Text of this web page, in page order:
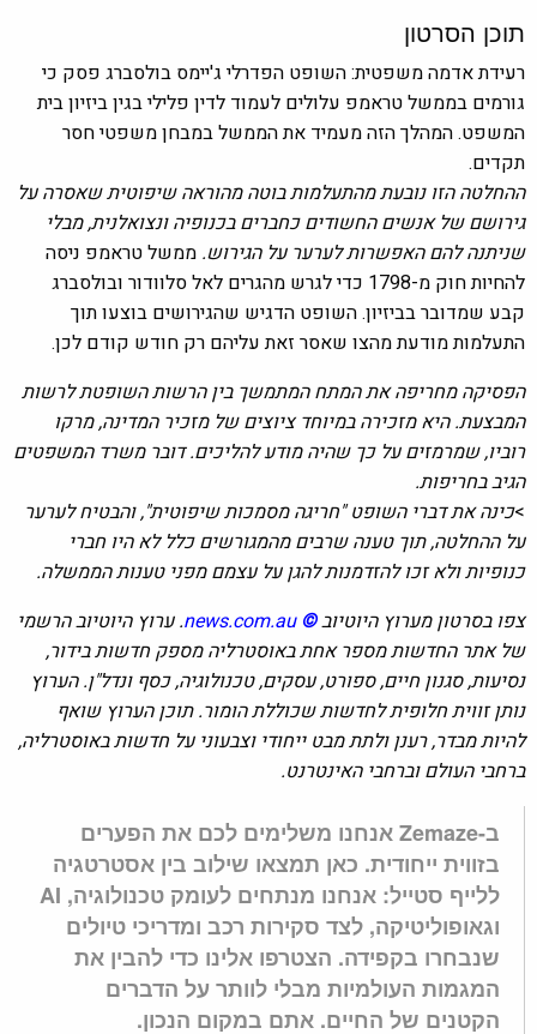
תוכן הסרטון
רעידת אדמה משפטית: השופט הפדרלי ג'יימס בולסברג פסק כי
גורמים בממשל טראמפ עלולים לעמוד לדין פלילי בגין ביזיון בית
המשפט. המהלך הזה מעמיד את הממשל במבחן משפטי חסר
תקדים.
ההחלטה הזו נובעת מהתעלמות בוטה מהוראה שיפוטית שאסרה על
גירושם של אנשים החשודים כחברים בכנופיה ונצואלנית, מבלי
שניתנה להם האפשרות לערער על הגירוש. ממשל טראמפ ניסה
להחיות חוק מ-1798 כדי לגרש מהגרים לאל סלוודור ובולסברג
קבע שמדובר בביזיון. השופט הדגיש שהגירושים בוצעו תוך
התעלמות מודעת מהצו שאסר זאת עליהם רק חודש קודם לכן.
הפסיקה מחריפה את המתח המתמשך בין הרשות השופטת לרשות
המבצעת. היא מזכירה במיוחד ציוצים של מזכיר המדינה, מרקו
רוביו, שמרמזים על כך שהיה מודע להליכים. דובר משרד המשפטים
הגיב בחריפות.
>כינה את דברי השופט "חריגה מסמכות שיפוטית", והבטיח לערער
על ההחלטה, תוך טענה שרבים מהמגורשים כלל לא היו חברי
כנופיות ולא זכו להזדמנות להגן על עצמם מפני טענות הממשלה.
צפו בסרטון מערוץ היוטיוב©
news.com.au
.ערוץ היוטיוב הרשמי
של אתר החדשות מספר אחת באוסטרליה מספק חדשות בידור,
נסיעות, סגנון חיים, ספורט, עסקים, טכנולוגיה, כסף ונדל"ן. הערוץ
נותן זווית חלופית לחדשות שכוללת הומור.תוכן הערוץ שואף
להיות מבדר, רענן ולתת מבט ייחודי וצבעוני על חדשות באוסטרליה,
ברחבי העולם וברחבי האינטרנט.
ב-Zemaze אנחנו משלימים לכם את הפערים
בזווית ייחודית. כאן תמצאו שילוב בין אסטרטגיה
ללייף סטייל: אנחנו מנתחים לעומק טכנולוגיה, AI
וגאופוליטיקה, לצד סקירות רכב ומדריכי טיולים
שנבחרו בקפידה. הצטרפו אלינו כדי להבין את
המגמות העולמיות מבלי לוותר על הדברים
הקטנים של החיים. אתם במקום הנכון.